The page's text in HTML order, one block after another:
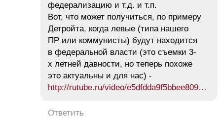
федерализацию и т.д. и т.п.
Вот, что может получиться, по примеру
Детройта, когда левые (типа нашего
ПР или коммунисты) будут находится
в федеральной власти (это съемки 3-
х летней давности, но теперь похоже
это актуальны и для нас) -
http://rutube.ru/video/e5dfdda9f5bbee809…
Ответить